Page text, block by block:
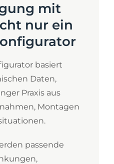
mit
nur ein
basiert
Daten,
Praxis aus
Montagen
passende